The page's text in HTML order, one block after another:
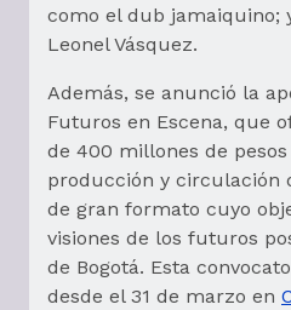
como el dub jamaiquino;
Leonel Vásquez.
Además, se anunció la
Futuros en Escena, que
de 400 millones de
producción y circulación
de gran formato cuyo
visiones de los futuros
de Bogotá. Esta
desde el 31 de marzo en